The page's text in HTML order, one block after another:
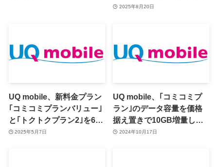
2025年8月20日
UQ mobile、新料金プラン
｢コミコミプランバリュー｣
と｢トクトクプラン2｣を6月
3日より提供へ
2025年5月7日
UQ mobile、｢コミコミプ
ラン｣のデータ容量を価格
据え置きで10GB増量した
｢コミコミプラン＋｣を発表
2024年10月17日